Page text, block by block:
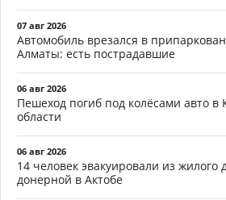
07 авг 2026
Автомобиль врезался в
Алматы: есть пострадавшие
06 авг 2026
Пешеход погиб под колёсами авто в
области
06 авг 2026
14 человек эвакуировали из жилого
донерной в Актобе